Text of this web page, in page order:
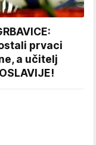
prvaci
a učitelj